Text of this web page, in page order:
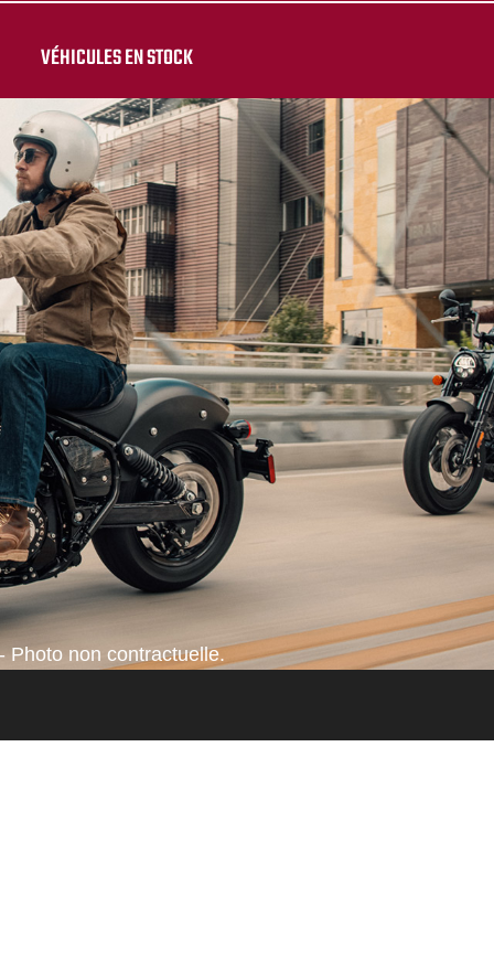
VÉHICULES EN STOCK
Photo non contractuelle.